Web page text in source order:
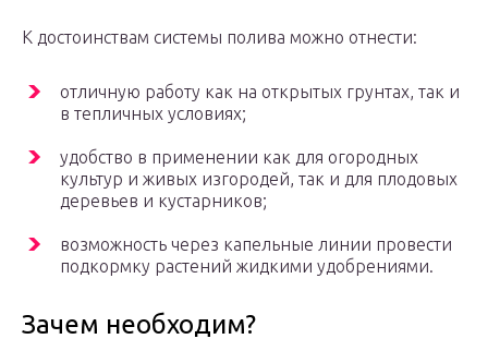
К достоинствам системы полива можно отнести:
отличную работу как на открытых грунтах, так и
в тепличных условиях;
удобство в применении как для огородных
культур и живых изгородей, так и для плодовых
деревьев и кустарников;
возможность через капельные линии провести
подкормку растений жидкими удобрениями.
Зачем необходим?